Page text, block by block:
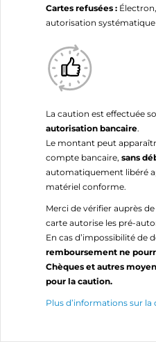
Cartes refusées :
autorisation systématique
La caution est effectuée
autorisation bancaire.
Le montant peut
compte bancaire, sans
automatiquement libéré
matériel conforme.
Merci de vérifier auprès
carte autorise les pré-
En cas d’impossibilité de
remboursement ne
Chèques et autres
pour la caution.
Plus d’informations sur la